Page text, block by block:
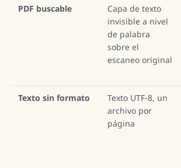
PDF buscable
Capa de texto
invisible a nivel
de palabra
sobre el
escaneo original
Texto sin formato
Texto UTF-8, un
archivo por
página